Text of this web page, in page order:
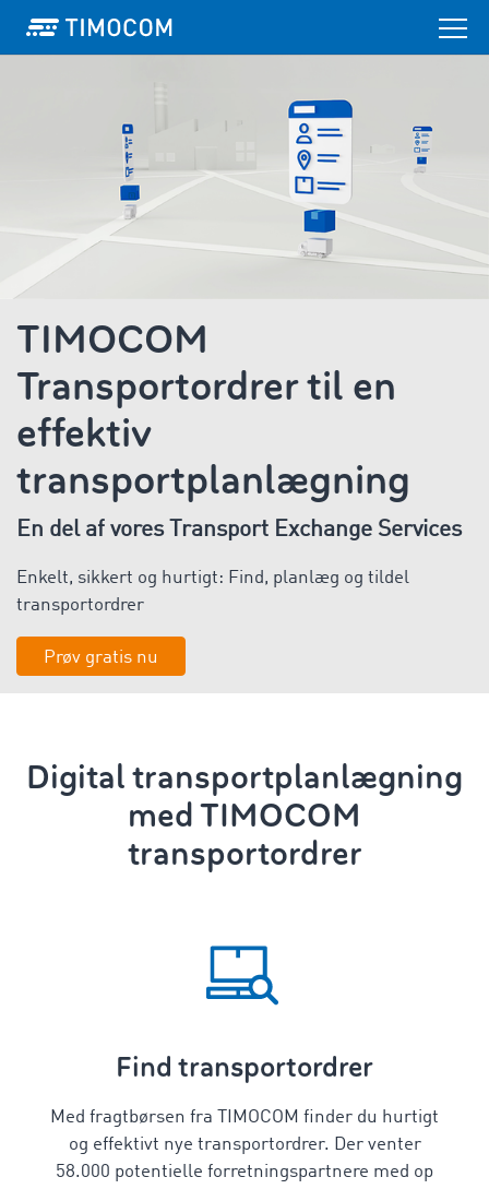
TIMOCOM
Transportordrer til en
effektiv
transportplanlægning
En del af vores Transport Exchange Services
Enkelt, sikkert og hurtigt: Find, planlæg og tildel
transportordrer
Prøv gratis nu
Digitaltransportplanlægning
med TIMOCOM
transportordrer
Find transportordrer
Med fragtbørsen fra TIMOCOM finder du hurtigt
og effektivt nye transportordrer. Der venter
58.000 potentielle forretningspartnere med op